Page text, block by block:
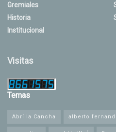
Gremiales
Historia
Institucional
Visitas
Temas
Abrí la Cancha alberto